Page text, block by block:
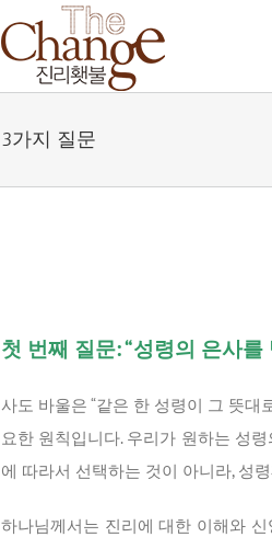
3가지 질문
첫 번째 질문: “성령의 은사
사도 바울은 “같은 한 성령이 그 뜻대
요한 원칙입니다. 우리가 원하는 성
에 따라서 선택하는 것이 아니라, 성
하나님께서는 진리에 대한 이해와